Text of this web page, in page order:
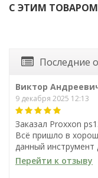
С ЭТИМ
Шарнирный
комбинированный
Последние
Виктор
9 декабря 2025 12:13
Заказал Proxxon
Всё пришло в
данный инструмент
Перейти к отзыву